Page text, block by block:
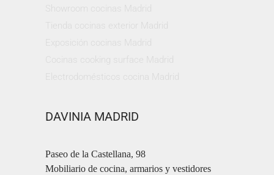
DAVINIA MADRID
Paseo de la Castellana, 98
Mobiliario de cocina, armarios y vestidores